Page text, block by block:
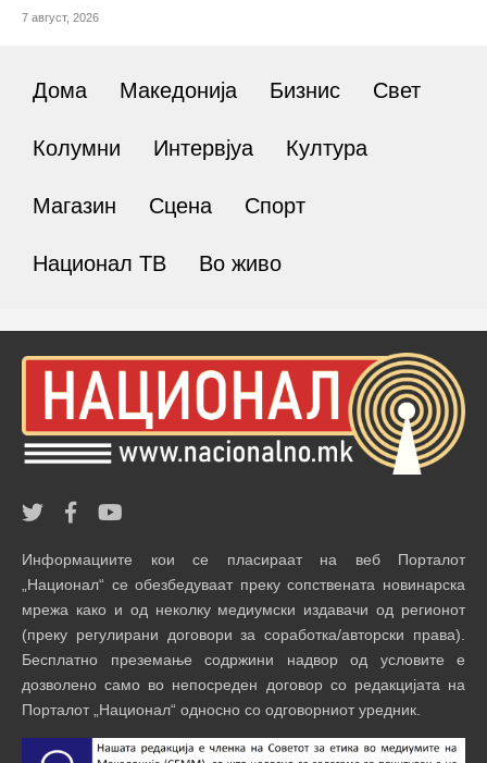
7 август, 2026
Дома Македонија Бизнис Свет
Колумни Интервјуа Култура
Магазин Сцена Спорт
Национал ТВ Во живо
Информациите кои се пласираат на веб Порталот
„Национал“ се обезбедуваат преку сопствената новинарска
мрежа како и од неколку медиумски издавачи од регионот
(преку регулирани договори за соработка/авторски права).
Бесплатно преземање содржини надвор од условите е
дозволено само во непосреден договор со редакцијата на
Порталот „Национал“ односно со одговорниот уредник.